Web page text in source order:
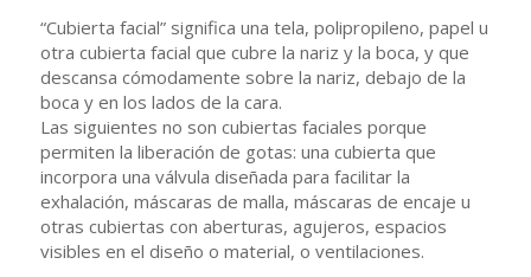
“Cubierta facial” significa una tela, polipropileno, papel u
otra cubierta facial que cubre la nariz y la boca, y que
descansa cómodamente sobre la nariz, debajo de la
boca y en los lados de la cara.
Las siguientes no son cubiertas faciales porque
permiten la liberación de gotas: una cubierta que
incorpora una válvula diseñada para facilitar la
exhalación, máscaras de malla, máscaras de encaje u
otras cubiertas con aberturas, agujeros, espacios
visibles en el diseño o material, o ventilaciones.